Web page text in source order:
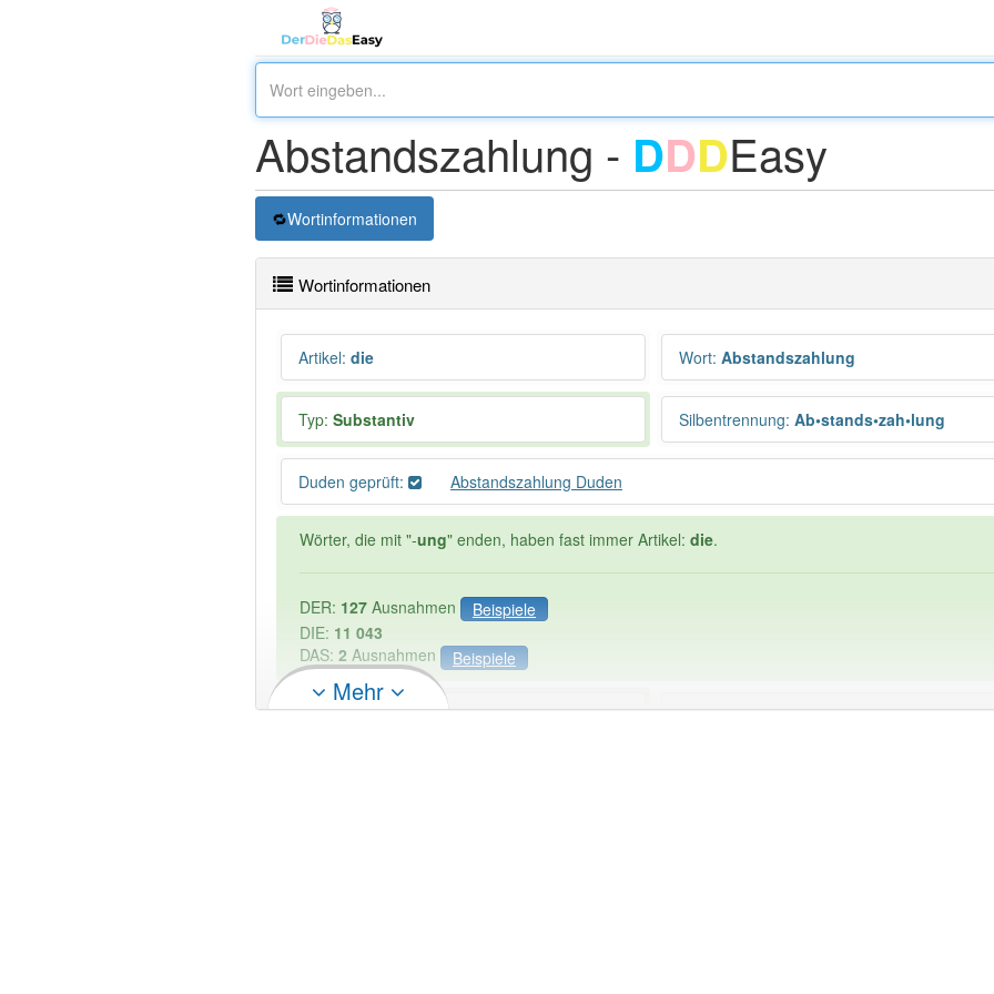
Abstandszahlung - DDDEasy
Wortinformationen
Wortinformationen
Artikel: die Wort: Abstandszahlung
Typ: Substantiv Silbentrennung: Ab•stands•zah•lung
Duden geprüft: Abstandszahlung Duden
Wörter, die mit "-ung" enden, haben fast immer Artikel: die.
DER: 127 Ausnahmen
Beispiele
DIE: 11 043
DAS: 2 Ausnahmen Beispiele
PowerIndex:3 Häufigkeit: 4 von 10
Mehr